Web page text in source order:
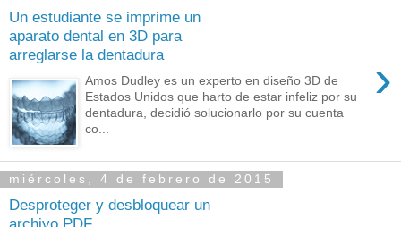
Un estudiante se imprime un
aparato dental en 3D para
arreglarse la dentadura
›
Amos Dudley es un experto en diseño 3D de
Estados Unidos que harto de estar infeliz por su
dentadura, decidió solucionarlo por su cuenta
co...
miércoles, 4 de febrero de 2015
Desproteger y desbloquear un